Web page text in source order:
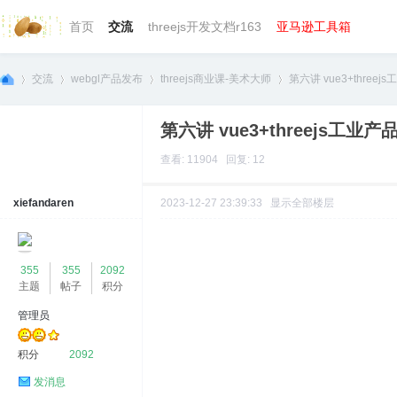
首页 交流 threejs开发文档r163 亚马逊工具箱
交流 webgl产品发布 threejs商业课-美术大师 第六讲 vue3+threejs
第六讲 vue3+threejs工业产
查看: 11904 回复: 12
xiefandaren
355
主题
355
帖子
2092
积分
管理员
积分 2092
发消息
2023-12-27 23:39:33 显示全部楼层